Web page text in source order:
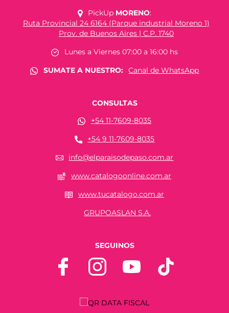
PickUp MORENO:
Ruta Provincial 24 6164 (Parque industrial Moreno 1)
Prov. de Buenos Aires | C.P. 1740
Lunes a Viernes 07:00 a 16:00 hs
SUMATE A NUESTRO:
Canal de WhatsApp
CONSULTAS
+54 11-7609-8035
+54 9 11-7609-8035
info@elparaisodepaso.com.ar
www.catalogoonline.com.ar
www.tucatalogo.com.ar
GRUPOASLAN S.A.
SEGUINOS